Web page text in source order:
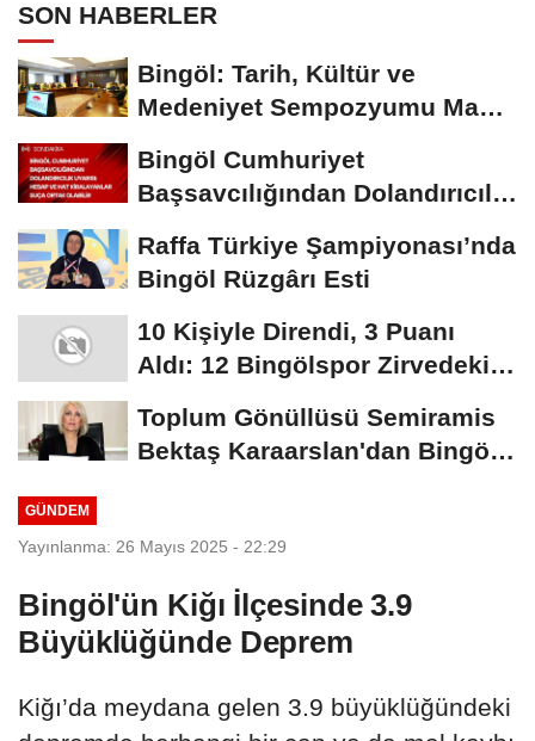
SON HABERLER
Bingöl: Tarih, Kültür ve
Medeniyet Sempozyumu Mayıs
Bingöl Cumhuriyet
Başsavcılığından Dolandırıcılık
Raffa Türkiye Şampiyonası’nda
Bingöl Rüzgârı Esti
10 Kişiyle Direndi, 3 Puanı
Aldı: 12 Bingölspor Zirvedeki
Toplum Gönüllüsü Semiramis
Bektaş Karaarslan'dan Bingöl
GÜNDEM
Yayınlanma: 26 Mayıs 2025 - 22:29
Bingöl'ün Kiğı İlçesinde 3.9
Büyüklüğünde Deprem
Kiğı’da meydana gelen 3.9 büyüklüğündeki